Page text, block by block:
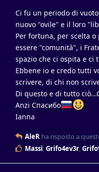
Ci fu un periodo di
nuovo "ovile" e il loro
Per fortuna, per scelta
essere "comunità", i
spazio che ci ospita e
Ebbene io e credo tutti
scrivere, di chi non
Di questo e di tutto
Anzi Спасибо
Ianna
AleR ha risposto a
Massi,Grifo4ev3r,